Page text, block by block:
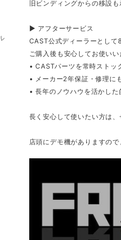
旧ビンディングからの移設
▶ アフターサービス
CAST公式ディーラーとして
ご購入後も安心してお使い
• CASTパーツを常時ストッ
• メーカー2年保証・修理に
• 長年のノウハウを活かし
長く安心して使いたい方は、
店頭にデモ機がありますの